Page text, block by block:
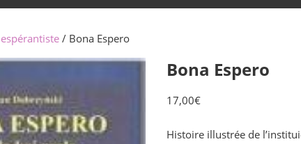
/ Bona Espero
Bona Espero
17,00€
Histoire illustrée de